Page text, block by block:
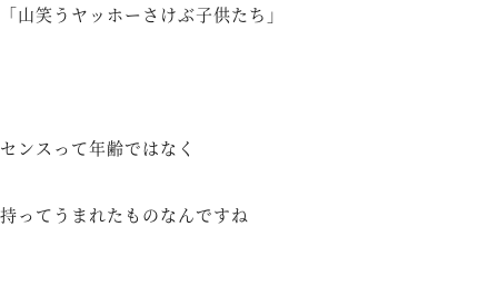
「山笑うヤッホーさけぶ子供たち 」
センスって年齢ではなく
持ってうまれたものなんですね